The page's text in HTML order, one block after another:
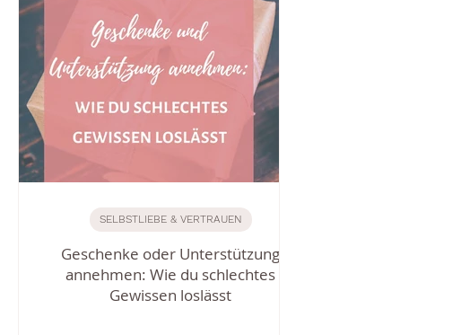
Geschenke oder Unterstützung
annehmen: Wie du schlechtes
Gewissen loslässt
SELBSTLIEBE & VERTRAUEN